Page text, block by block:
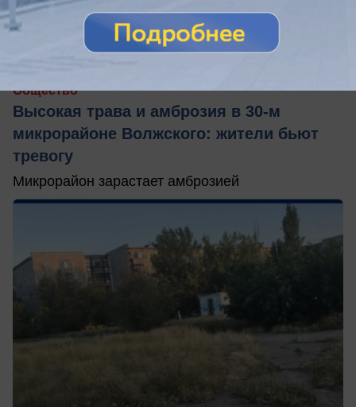
Общество
Высокая трава и амброзия в 30‑м
микрорайоне Волжского: жители бьют
тревогу
Микрорайон зарастает амброзией